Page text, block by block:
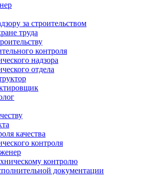
за строительством
труда
контроля
надзора
отдела
качества
контроля
контролю
документации